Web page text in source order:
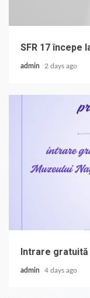
SFR 17 începe
admin 2 days ago
Intrare
admin 4 days ago